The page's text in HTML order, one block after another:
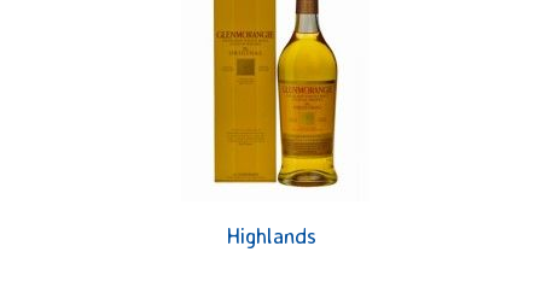
Highlands